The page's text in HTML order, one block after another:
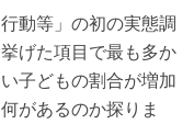
動等」の初の実態調
げた項目で最も多か
子どもの割合が増加
があるのか探りま